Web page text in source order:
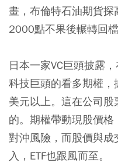
畫，布倫特石油期貨
2000點不果後輾轉回檔
日本一家VC巨頭披露
科技巨頭的看多期權
美元以上。這在公司
的。期權帶動現股價
對沖風險，而股價與
入，ETF也跟風而至。